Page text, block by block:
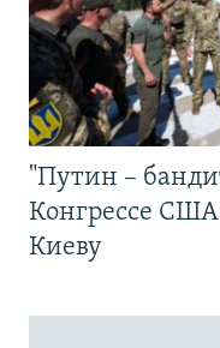
"Путин –
Конгрессе
Киеву